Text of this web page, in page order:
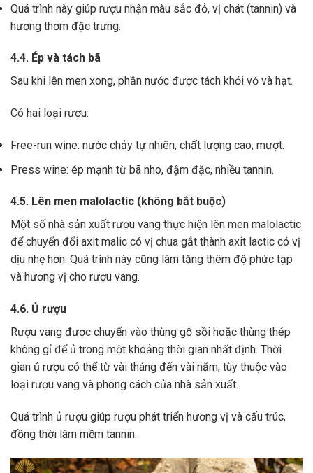
Quá trình này giúp rượu nhận màu sắc đỏ, vị chát (tannin) và
hương thơm đặc trưng.
4.4. Ép và tách bã
Sau khi lên men xong, phần nước được tách khỏi vỏ và hạt.
Có hai loại rượu:
Free-run wine: nước chảy tự nhiên, chất lượng cao, mượt.
Press wine: ép mạnh từ bã nho, đậm đặc, nhiều tannin.
4.5. Lên men malolactic (không bắt buộc)
Một số nhà sản xuất rượu vang thực hiện lên men malolactic
để chuyển đổi axit malic có vị chua gắt thành axit lactic có vị
dịu nhẹ hơn. Quá trình này cũng làm tăng thêm độ phức tạp
và hương vị cho rượu vang.
4.6. Ủ rượu
Rượu vang được chuyển vào thùng gỗ sồi hoặc thùng thép
không gỉ để ủ trong một khoảng thời gian nhất định. Thời
gian ủ rượu có thể từ vài tháng đến vài năm, tùy thuộc vào
loại rượu vang và phong cách của nhà sản xuất.
Quá trình ủ rượu giúp rượu phát triển hương vị và cấu trúc,
đồng thời làm mềm tannin.